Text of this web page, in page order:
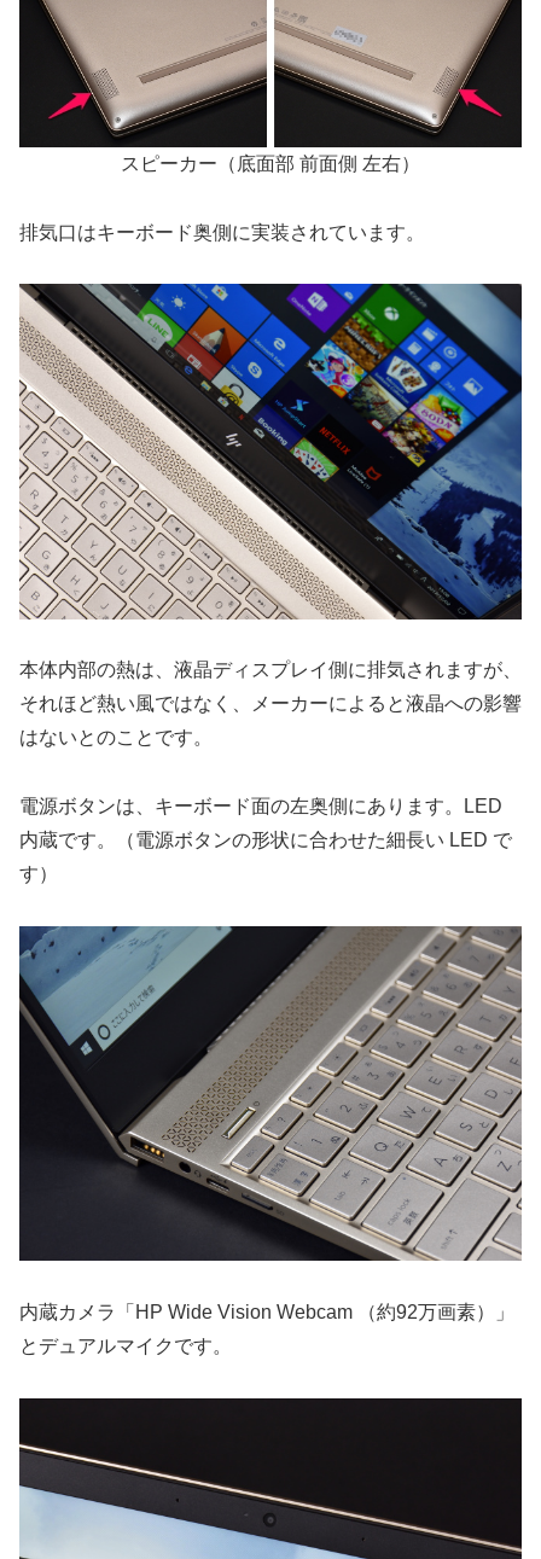
スピーカー（底面部 前面側 左右）
排気口はキーボード奥側に実装されています。
本体内部の熱は、液晶ディスプレイ側に排気されますが、
それほど熱い風ではなく、メーカーによると液晶への影響
はないとのことです。
電源ボタンは、キーボード面の左奥側にあります。LED
内蔵です。（電源ボタンの形状に合わせた細長い LED で
す）
内蔵カメラ「HP Wide Vision Webcam （約92万画素）」
とデュアルマイクです。